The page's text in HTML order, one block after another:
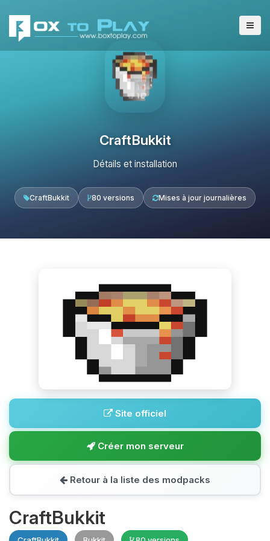
CraftBukkit
Détails et installation
CraftBukkit 80 versions Mises à jour journalières
Site officiel
Créer mon serveur
Retour à la liste des modpacks
CraftBukkit